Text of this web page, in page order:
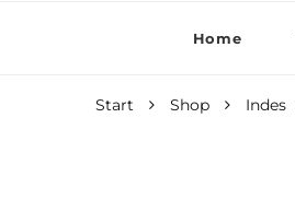
Home
Start Shop Indes